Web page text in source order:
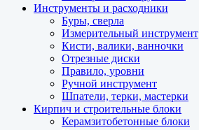
Инструменты и расходники
Буры, сверла
Измерительный инструмент
Кисти, валики, ванночки
Отрезные диски
Правило, уровни
Ручной инструмент
Шпатели, терки, мастерки
Кирпич и строительные блоки
Керамзитобетонные блоки